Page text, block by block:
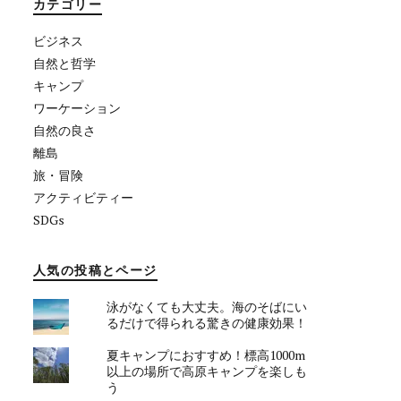
カテゴリー
ビジネス
自然と哲学
キャンプ
ワーケーション
自然の良さ
離島
旅・冒険
アクティビティー
SDGs
人気の投稿とページ
泳がなくても大丈夫。海のそばにい
るだけで得られる驚きの健康効果！
夏キャンプにおすすめ！標高1000m
以上の場所で高原キャンプを楽しも
う